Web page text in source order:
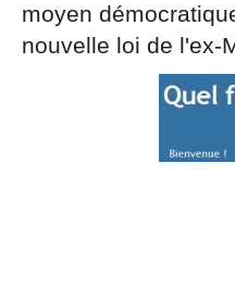
moyen
nouvelle loi de l'ex-